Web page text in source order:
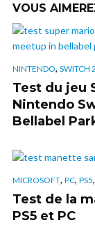
VOUS
NINTENDO, SWITCH 2
Test du jeu
Nintendo
Bellabel
MICROSOFT, PC, PS5,
Test de la
PS5 et PC